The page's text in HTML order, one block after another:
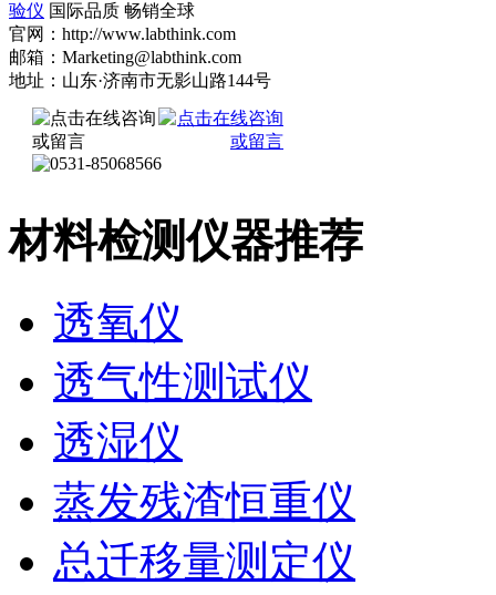
验仪 国际品质 畅销全球
官网：http://www.labthink.com
邮箱：Marketing@labthink.com
地址：山东·济南市无影山路144号
材料检测仪器推荐
透氧仪
透气性测试仪
透湿仪
蒸发残渣恒重仪
总迁移量测定仪